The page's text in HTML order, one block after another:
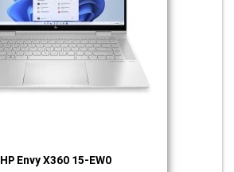
HP Envy X360 15-EW0